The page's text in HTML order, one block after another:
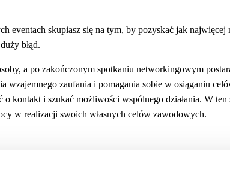
eventach skupiasz się na tym, by pozyskać jak najwięcej
błąd.
a po zakończonym spotkaniu networkingowym
wzajemnego zaufania i pomagania sobie w osiąganiu
kontakt i szukać możliwości wspólnego działania. W ten
w realizacji swoich własnych celów zawodowych.
źródłem nowych pomysłów i perspektyw, które możesz